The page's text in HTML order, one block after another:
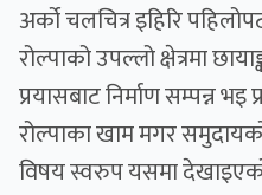
अर्को चलचित्र इहिरि
रोल्पाको उपल्लो क्षेत्रमा
प्रयासबाट निर्माण सम्पन्न भइ
रोल्पाका खाम मगर
विषय स्वरुप यसमा